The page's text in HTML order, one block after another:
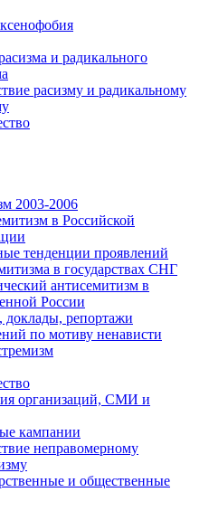
и радикального
расизму и радикальному
2003-2006
в Российской
тенденции проявлений
в государствах СНГ
антисемитизм в
России
доклады, репортажи
по мотиву ненависти
организаций, СМИ и
кампании
неправомерному
и общественные